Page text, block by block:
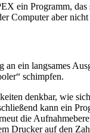
ein Programm,
Computer aber
an ein langsames
schimpfen.
denkbar, wie
kann ein
die
Drucker auf den